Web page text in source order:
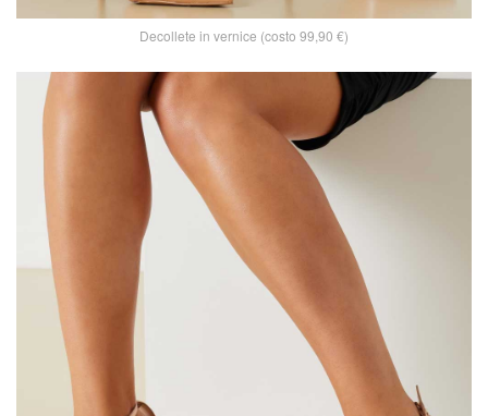
Decollete in vernice (costo 99,90 €)